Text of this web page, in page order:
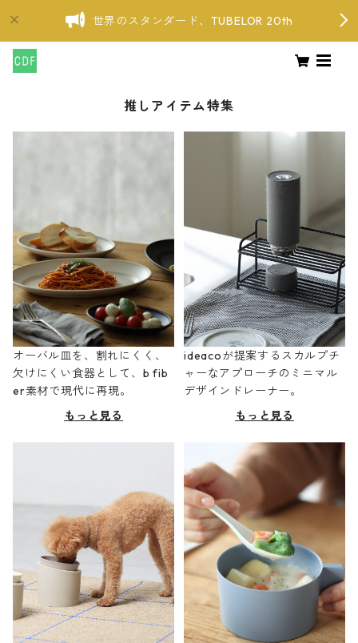
世界のスタンダード、TUBELOR 20th
推しアイテム特集
オーバル皿を、割れにくく、
欠けにくい食器として、b fib
er素材で現代に再現。
もっと見る
ideacoが提案するスカルプチ
ャーなアプローチのミニマル
デザインドレーナー。
もっと見る